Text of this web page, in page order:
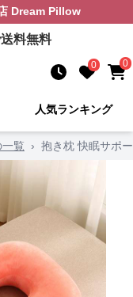
Dream Pillow
料無料
0 0
人気ランキング
覧 › 抱き枕 快眠サポ